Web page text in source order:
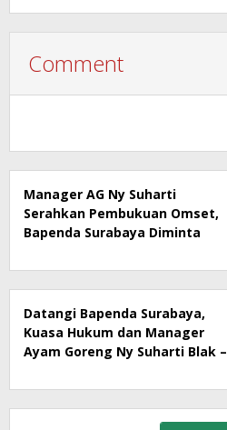
Comment
Manager AG Ny Suharti
Serahkan Pembukuan Omset,
Bapenda Surabaya Diminta
Datangi Bapenda Surabaya,
Kuasa Hukum dan Manager
Ayam Goreng Ny Suharti Blak –
Penyimpangan Pajak